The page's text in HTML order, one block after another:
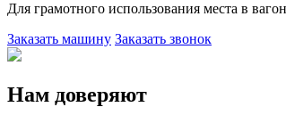
Для грамотного использования места в
Заказать машину Заказать звонок
Нам доверяют